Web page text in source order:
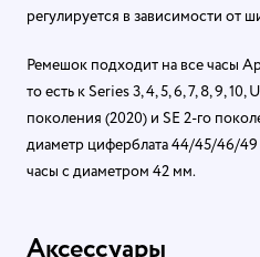
регулируется в зависимости от
Ремешок подходит на все часы
то есть к Series 3, 4, 5, 6, 7, 8, 9,
поколения (2020) и SE 2-го
диаметр циферблата 44/45/46/
часы с диаметром 42 мм.
Аксессуары